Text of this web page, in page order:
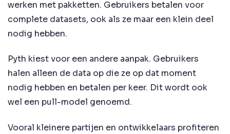
werken met pakketten. Gebruikers betalen voor
complete datasets, ook als ze maar een klein deel
nodig hebben.
Pyth kiest voor een andere aanpak. Gebruikers
halen alleen de data op die ze op dat moment
nodig hebben en betalen per keer. Dit wordt ook
wel een pull-model genoemd.
Vooral kleinere partijen en ontwikkelaars profiteren